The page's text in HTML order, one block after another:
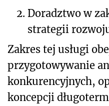
2. Doradztwo w
strategii
Zakres tej usługi
przygotowywanie
konkurencyjnych,
koncepcji